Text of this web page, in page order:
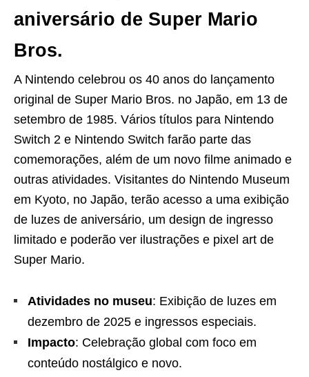
aniversário de Super Mario
Bros.
A Nintendo celebrou os 40 anos do lançamento
original de Super Mario Bros. no Japão, em 13 de
setembro de 1985. Vários títulos para Nintendo
Switch 2 e Nintendo Switch farão parte das
comemorações, além de um novo filme animado e
outras atividades. Visitantes do Nintendo Museum
em Kyoto, no Japão, terão acesso a uma exibição
de luzes de aniversário, um design de ingresso
limitado e poderão ver ilustrações e pixel art de
Super Mario.
Atividades no museu: Exibição de luzes em
dezembro de 2025 e ingressos especiais.
Impacto: Celebração global com foco em
conteúdo nostálgico e novo.